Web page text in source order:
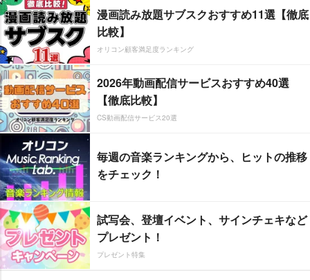
漫画読み放題サブスクおすすめ11選【徹底
比較】
オリコン顧客満足度ランキング
2026年動画配信サービスおすすめ40選
【徹底比較】
CS動画配信サービス20選
毎週の音楽ランキングから、ヒットの推移
をチェック！
試写会、登壇イベント、サインチェキなど
プレゼント！
プレゼント特集